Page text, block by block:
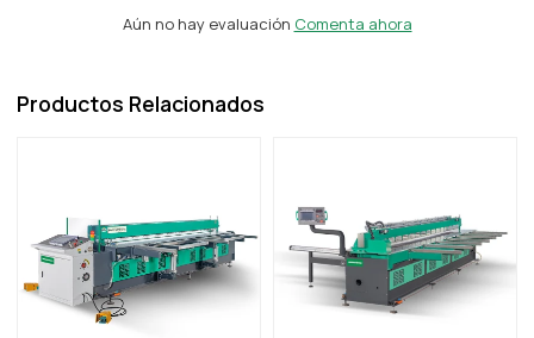
Aún no hay evaluación Comenta ahora
Productos Relacionados